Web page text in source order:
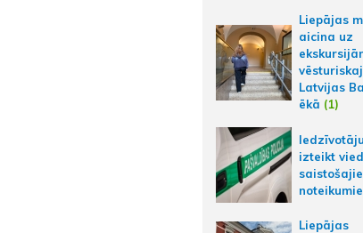
Liepājas
aicina uz
Latvijas
ēkā (1)
izteikt
Liepājas